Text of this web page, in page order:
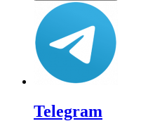
Telegram